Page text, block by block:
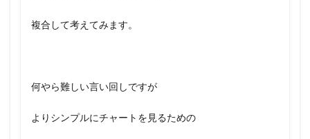
複合して考えてみます。
何やら難しい言い回しですが
よりシンプルにチャートを見るための